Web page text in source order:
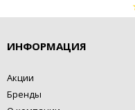
ИНФОРМАЦИЯ
Акции
Бренды